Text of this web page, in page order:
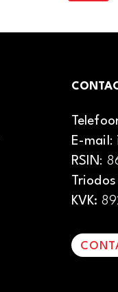
E-mail:
RSIN:
KVK: